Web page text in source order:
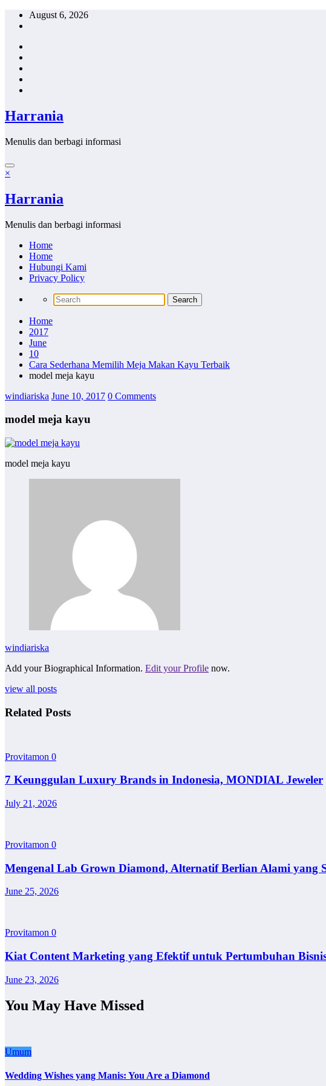
Skip
August 6, 2026
Harrania
Menulis dan berbagi informasi
×
Harrania
Menulis dan berbagi informasi
Home
Home
Hubungi Kami
Privacy Policy
Home
2017
June
10
Cara Sederhana Memilih Meja Makan Kayu Terbaik
model meja kayu
windiariska June 10, 2017 0 Comments
model meja kayu
model meja kayu
windiariska
Add your Biographical Information. Edit your Profile now.
view all posts
Related Posts
Provitamon 0
7 Keunggulan Luxury Brands in Indonesia, MONDIAL Jeweler
July 21, 2026
Provitamon 0
Mengenal Lab Grown Diamond, Alternatif Berlian Alami yang
June 25, 2026
Provitamon 0
Kiat Content Marketing yang Efektif untuk Pertumbuhan
June 23, 2026
You May Have Missed
Umum
Wedding Wishes yang Manis: You Are a Diamond